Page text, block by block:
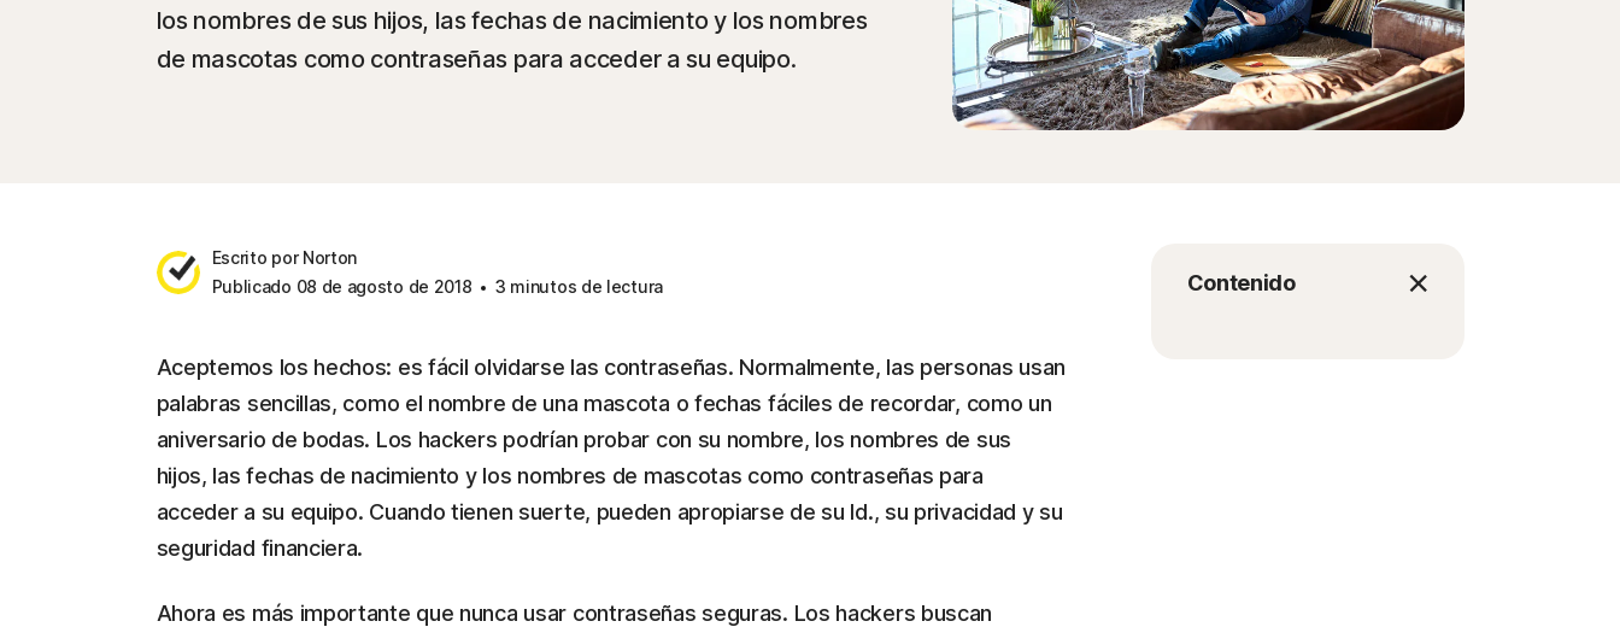
los nombres de sus hijos, las fechas de nacimiento y los nombres
de mascotas como contraseñas para acceder a su equipo.
Escrito por Norton
Publicado 08 de agosto de 2018
3 minutos de lectura Contenido
Aceptemos los hechos: es fácil olvidarse las contraseñas. Normalmente, las personas usan
palabras sencillas, como el nombre de una mascota o fechas fáciles de recordar, como un
aniversario de bodas. Los hackers podrían probar con su nombre, los nombres de sus
hijos, las fechas de nacimiento y los nombres de mascotas como contraseñas para
acceder a su equipo. Cuando tienen suerte, pueden apropiarse de su Id., su privacidad y su
seguridad financiera.
Ahora es más importante que nunca usar contraseñas seguras. Los hackers buscan